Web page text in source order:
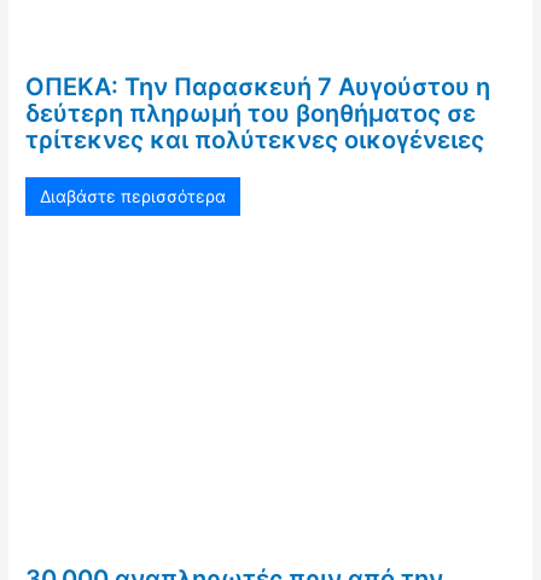
ΟΠΕΚΑ: Την Παρασκευή 7 Αυγούστου η
δεύτερη πληρωμή του βοηθήματος σε
τρίτεκνες και πολύτεκνες οικογένειες
Διαβάστε περισσότερα